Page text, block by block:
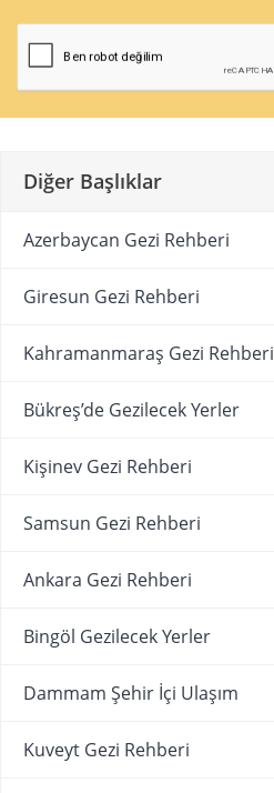
Diğer Başlıklar
Azerbaycan Gezi Rehberi
Giresun Gezi Rehberi
Kahramanmaraş Gezi Rehberi
Bükreş’de Gezilecek Yerler
Kişinev Gezi Rehberi
Samsun Gezi Rehberi
Ankara Gezi Rehberi
Bingöl Gezilecek Yerler
Dammam Şehir İçi Ulaşım
Kuveyt Gezi Rehberi